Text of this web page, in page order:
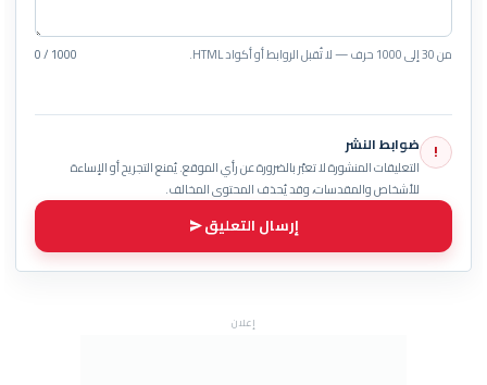
من 30 إلى 1000 حرف — لا تُقبل الروابط أو أكواد HTML. 0 / 1000
! ضوابط النشر
التعليقات المنشورة لا تعبّر بالضرورة عن رأي الموقع. يُمنع التجريح أو الإساءة
للأشخاص والمقدسات، وقد يُحذف المحتوى المخالف.
إرسال التعليق
إعلان